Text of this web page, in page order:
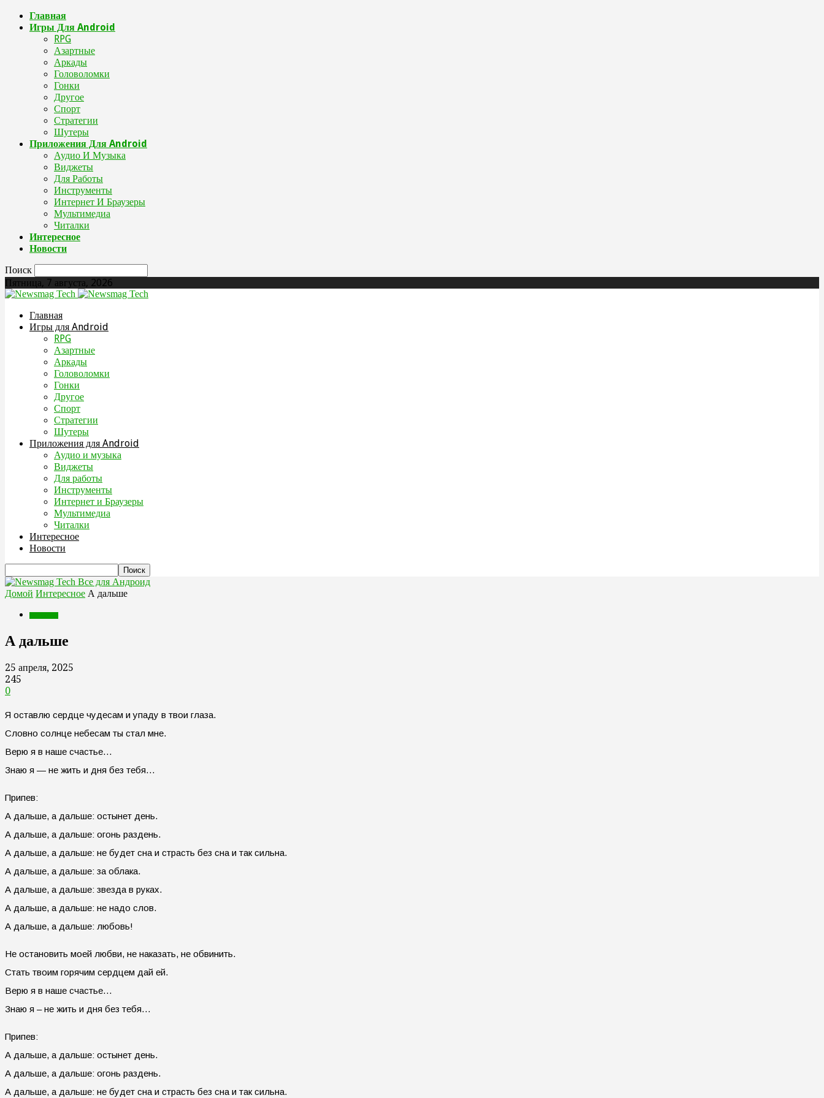
Главная
Игры Для Android
RPG
Азартные
Аркады
Головоломки
Гонки
Другое
Спорт
Стратегии
Шутеры
Приложения Для Android
Аудио И Музыка
Виджеты
Для Работы
Инструменты
Интернет И Браузеры
Мультимедиа
Читалки
Интересное
Новости
Поиск
Пятница, 7 августа, 2026
Главная
Игры для Android
RPG
Азартные
Аркады
Головоломки
Гонки
Другое
Спорт
Стратегии
Шутеры
Приложения для Android
Аудио и музыка
Виджеты
Для работы
Инструменты
Интернет и Браузеры
Мультимедиа
Читалки
Интересное
Новости
Все для Андроид
Домой Интересное А дальше
А дальше
25 апреля, 2025
245
0
Я оставлю сердце чудесам и упаду в твои глаза.
Словно солнце небесам ты стал мне.
Верю я в наше счастье…
Знаю я — не жить и дня без тебя…
Припев:
А дальше, а дальше: остынет день.
А дальше, а дальше: огонь раздень.
А дальше, а дальше: не будет сна и страсть без сна и так сильна.
А дальше, а дальше: за облака.
А дальше, а дальше: звезда в руках.
А дальше, а дальше: не надо слов.
А дальше, а дальше: любовь!
Не остановить моей любви, не наказать, не обвинить.
Стать твоим горячим сердцем дай ей.
Верю я в наше счастье…
Знаю я – не жить и дня без тебя…
Припев:
А дальше, а дальше: остынет день.
А дальше, а дальше: огонь раздень.
А дальше, а дальше: не будет сна и страсть без сна и так сильна.